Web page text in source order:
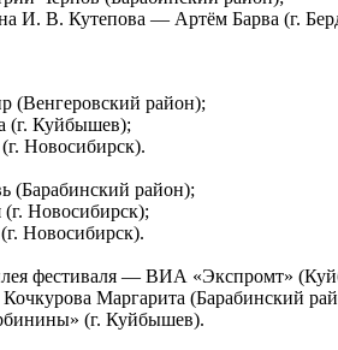
И. В. Кутепова — Артём Барва (г.
(Венгеровский район);
(г. Куйбышев);
Новосибирск).
(Барабинский район);
Новосибирск);
Новосибирск).
фестиваля — ВИА «Экспромт»
Маргарита (Барабинский
(г. Куйбышев).